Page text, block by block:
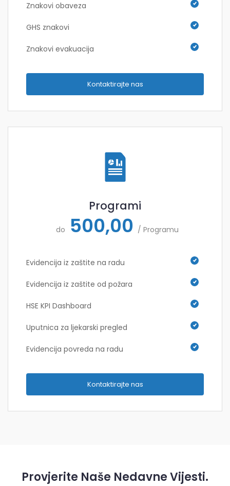
Znakovi obaveza
GHS znakovi
Znakovi evakuacija
Kontaktirajte nas
Programi
do 500,00 / Programu
Evidencija iz zaštite na radu
Evidencija iz zaštite od požara
HSE KPI Dashboard
Uputnica za ljekarski pregled
Evidencija povreda na radu
Kontaktirajte nas
Provjerite Naše Nedavne Vijesti.